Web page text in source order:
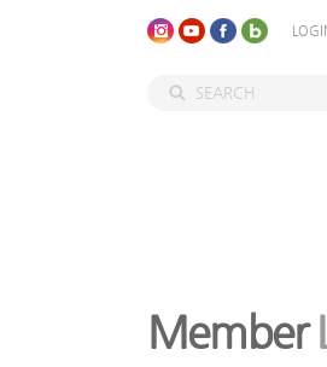
Member